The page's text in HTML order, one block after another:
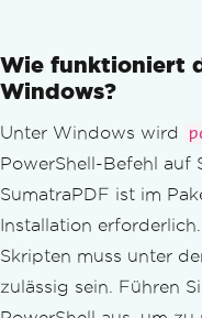
await
'./reports/
'./reports/
]);
results
  console
log (`
Wie funktioniert
Windows?
Unter Windows wird
PowerShell-Befehl auf
SumatraPDF ist im
Installation
Skripten muss unter
zulässig sein. Führen